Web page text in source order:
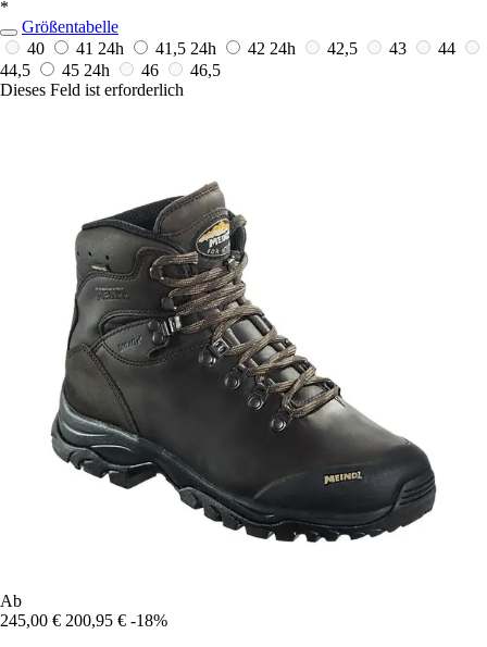
*
Größentabelle
40
41 24h 41,5 24h 42 24h 42,5 43
44
44,5
45 24h 46
46,5
Dieses Feld ist erforderlich
Ab
245,00 € 200,95 € -18%